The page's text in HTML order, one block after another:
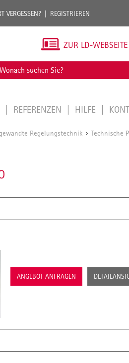
VERGESSEN? REGISTRIEREN
ZUR LD-WEBSEITE
REFERENZEN HILFE
Regelungstechnik / Technische
ANGEBOT ANFRAGEN